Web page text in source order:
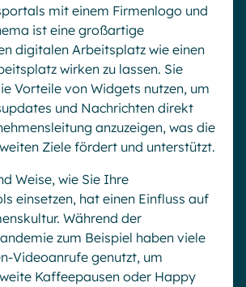
mit einem Firmenlogo und
ist eine großartige
digitalen Arbeitsplatz wie einen
wirken zu lassen. Sie
Vorteile von Widgets nutzen, um
und Nachrichten direkt
anzuzeigen, was die
Ziele fördert und unterstützt.
Weise, wie Sie Ihre
einsetzen, hat einen Einfluss auf
Während der
zum Beispiel haben viele
Videoanrufe genutzt, um
Kaffeepausen oder Happy